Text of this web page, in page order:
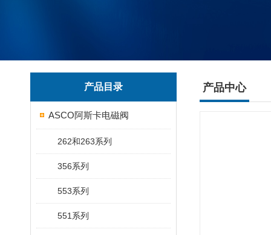
产品目录
ASCO阿斯卡电磁阀
262和263系列
356系列
553系列
551系列
产品中心